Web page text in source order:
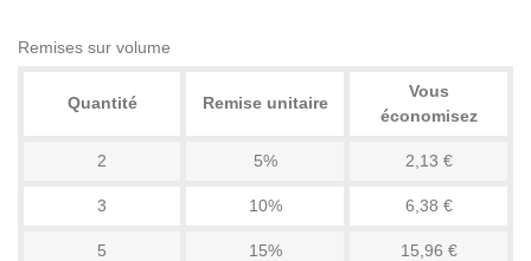
Remises sur volume
Quantité Remise unitaire
Vous
économisez
2 5% 2,13 €
3 10% 6,38 €
5 15% 15,96 €